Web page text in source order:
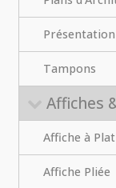
Tampons
Affiches
Affiche à Plat
Affiche Pliée